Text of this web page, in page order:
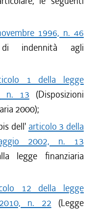
1996, n. 46
indennità agli
1 della legge
n. 13 (Disposizioni
2000);
dell' articolo 3 della
2002, n. 13
legge finanziaria
12 della legge
n. 22 (Legge